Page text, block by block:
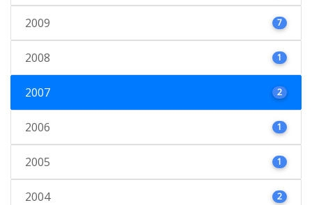
2009 7
2008 1
2007 2
2006 1
2005 1
2004 2